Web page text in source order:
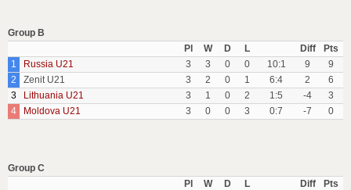
Group B
Pl
W D L Diff
Pts
1
Russia U21 3 3 0 0 10:1 9
9
2
Zenit U21 3 2 0 1 6:4 2
6
3
Lithuania U21 3 1 0 2 1:5 -4
3
4
Moldova U21 3 0 0 3 0:7 -7 0
Group C
Pl
W D L Diff
Pts